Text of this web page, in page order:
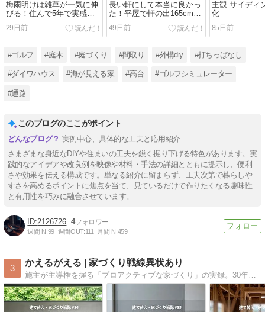
梅雨明けは雑草が一気に伸
びる！住んで5年で実感し
た「本当に管理が楽にな
る」雑草対策
29日前
長い軒にして本当に良かっ
た！平屋で軒の出165cmを
採用した体験談
49日前
主観 サイディ
化
85日前
#ゴルフ #庭木 #庭づくり #間取り #外構diy #打ちっぱなし
#ダイワハウス #海が見える家 #高台 #ゴルフシミュレーター
#通路
このブログのここがポイント
実例中心、具体的な工夫と応用紹介
さまざまな身近なDIYや住まいの工夫を鋭く掘り下げる特色があります。実
践的なアイデアや改良例を映像や材料・手法の詳細とともに提示し、便利
さや効果を伝える構成です。単なる紹介に留まらず、工夫次第で暮らしや
すさを高めるポイントに焦点を当て、見ているだけで作りたくなる趣味性
と有用性を巧みに融合させています。
2126726 4
週間IN:99 週間OUT:111 月間IN:459
3
かえるがえる | 家づくり戦線異状あり
施主が主導権を握る「プロアクティブな家づくり」の実録。30年後の自由を確保する会社選びから、現場の教訓、節約術まで。人生最大のプロジェクトを確かな納得感で完遂するための、一施主による「生存戦略」の記録です。